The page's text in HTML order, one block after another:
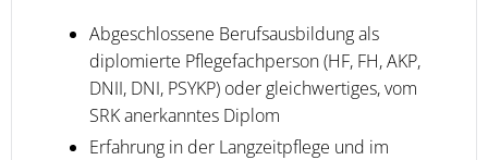
Abgeschlossene Berufsausbildung als
diplomierte Pflegefachperson (HF, FH, AKP,
DNII, DNI, PSYKP) oder gleichwertiges, vom
SRK anerkanntes Diplom
Erfahrung in der Langzeitpflege und im